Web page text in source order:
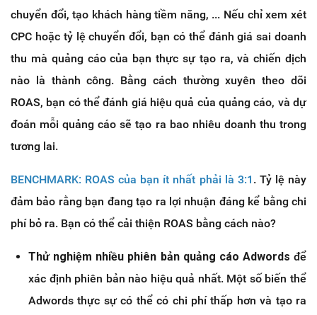
chuyển đổi, tạo khách hàng tiềm năng, ... Nếu chỉ xem xét
CPC hoặc tỷ lệ chuyển đổi, bạn có thể đánh giá sai doanh
thu mà quảng cáo của bạn thực sự tạo ra, và chiến dịch
nào là thành công. Bằng cách thường xuyên theo dõi
ROAS, bạn có thể đánh giá hiệu quả của quảng cáo, và dự
đoán mỗi quảng cáo sẽ tạo ra bao nhiêu doanh thu trong
tương lai.
BENCHMARK: ROAS của bạn ít nhất phải là 3:1 . Tỷ lệ này
đảm bảo rằng bạn đang tạo ra lợi nhuận đáng kể bằng chi
phí bỏ ra. Bạn có thể cải thiện ROAS bằng cách nào?
Thử nghiệm nhiều phiên bản quảng cáo Adwords để
xác định phiên bản nào hiệu quả nhất. Một số biến thể
Adwords thực sự có thể có chi phí thấp hơn và tạo ra